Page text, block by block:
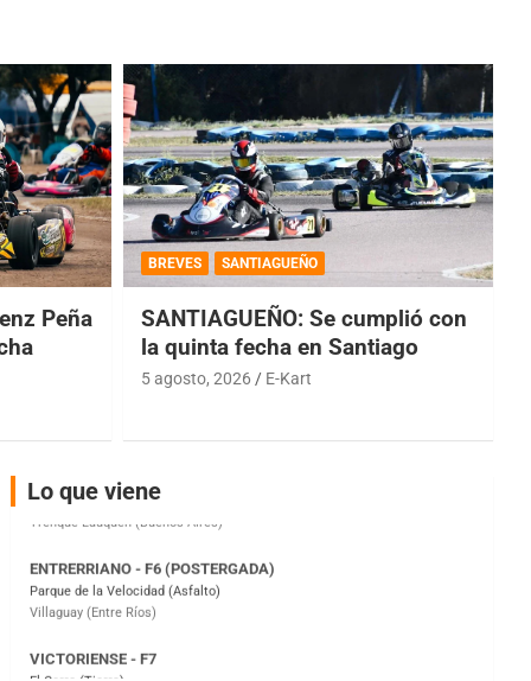
Peña
BREVES SANTIAGUEÑO
SANTIAGUEÑO: Se cumplió con
la quinta fecha en Santiago
5 agosto, 2026 E-Kart
Lo que viene
COBERTURA ESPECIAL DE E-KART.COM.AR
08/09-AGO
IAME SERIES ARGENTINA 6
Ramiro Tot (Asfalto)
Baradero (Buenos Aires)
Parque de la Velocidad (Asfalto)
Villaguay (Entre Ríos)
El Cerro (Tierra)
Victoria (Entre Ríos)
Moto Club Reginense (Tierra)